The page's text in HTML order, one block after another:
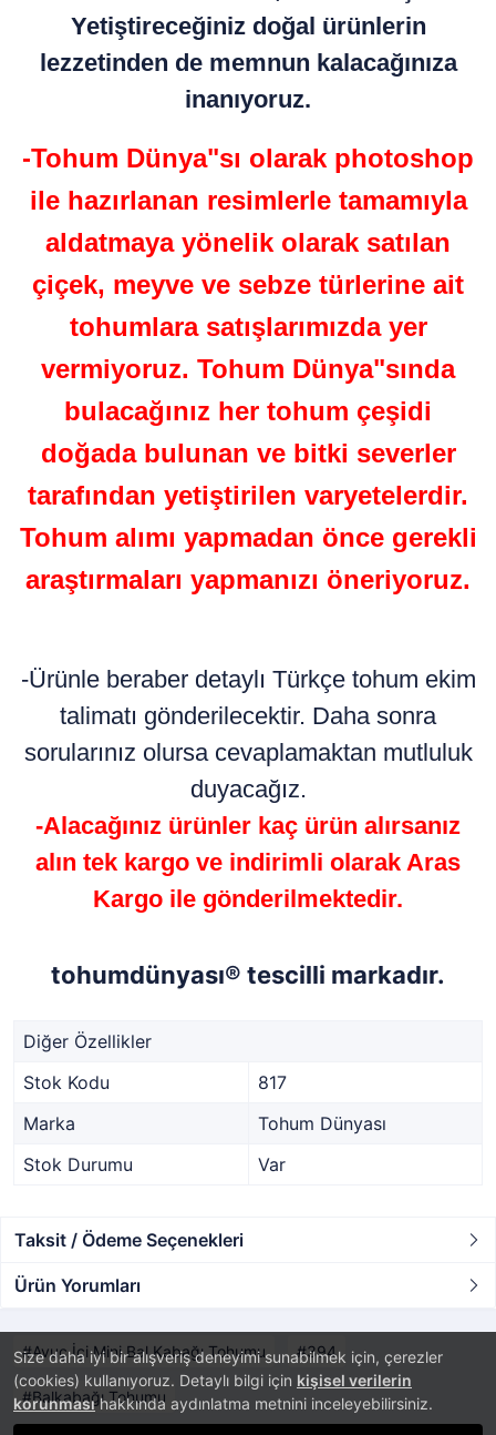
Size daha iyi bir alışveriş deneyimi sunabilmek için, çerezler
(cookies) kullanıyoruz. Detaylı bilgi için kişisel verilerin
korunmasıhakkında aydınlatma metnini inceleyebilirsiniz.
Yetiştireceğiniz doğal ürünlerin
lezzetinden de memnun kalacağınıza
inanıyoruz.
-Tohum Dünya"sı olarak photoshop
ile hazırlanan resimlerle tamamıyla
aldatmaya yönelik olarak satılan
çiçek, meyve ve sebze türlerine ait
tohumlara satışlarımızda yer
vermiyoruz. Tohum Dünya"sında
bulacağınız her tohum çeşidi
doğada bulunan ve bitki severler
tarafından yetiştirilen varyetelerdir.
Tohum alımı yapmadan önce gerekli
araştırmaları yapmanızı öneriyoruz.
-Ürünle beraber detaylı Türkçe tohum ekim
talimatı gönderilecektir. Daha sonra
sorularınız olursa cevaplamaktan mutluluk
duyacağız.
-Alacağınız ürünler kaç ürün alırsanız
alın tek kargo ve indirimli olarak Aras
Kargo ile gönderilmektedir.
tohumdünyası® tescilli markadır.
Diğer Özellikler
Stok Kodu
817
Marka
Tohum Dünyası
Stok Durumu
Var
Taksit / Ödeme Seçenekleri
Ürün Yorumları
Avuç İçi Mini Bal Kabağı Tohumu 394
Balkabağı Tohumu